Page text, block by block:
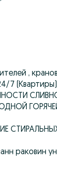
,
7 (Квартиры)
раковин